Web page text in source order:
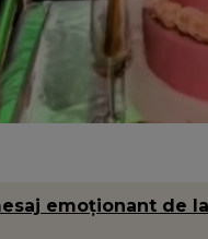
emoționant de